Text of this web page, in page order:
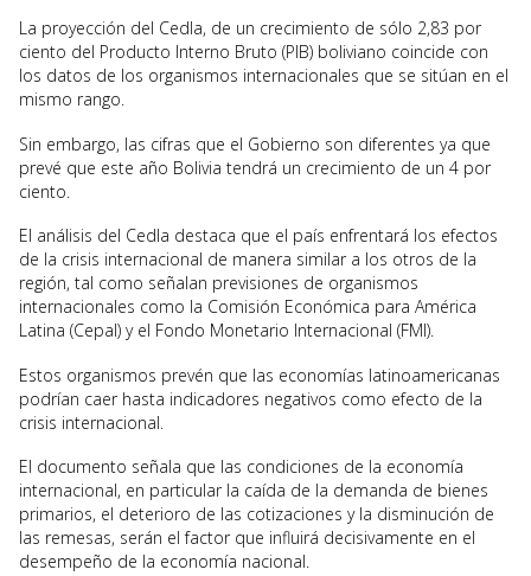
La proyección del Cedla, de un crecimiento de sólo 2,83 por
ciento del Producto Interno Bruto (PIB) boliviano coincide con
los datos de los organismos internacionales que se sitúan en el
mismo rango.
Sin embargo, las cifras que el Gobierno son diferentes ya que
prevé que este año Bolivia tendrá un crecimiento de un 4 por
ciento.
El análisis del Cedla destaca que el país enfrentará los efectos
de la crisis internacional de manera similar a los otros de la
región, tal como señalan previsiones de organismos
internacionales como la Comisión Económica para América
Latina (Cepal) y el Fondo Monetario Internacional (FMI).
Estos organismos prevén que las economías latinoamericanas
podrían caer hasta indicadores negativos como efecto de la
crisis internacional.
El documento señala que las condiciones de la economía
internacional, en particular la caída de la demanda de bienes
primarios, el deterioro de las cotizaciones y la disminución de
las remesas, serán el factor que influirá decisivamente en el
desempeño de la economía nacional.